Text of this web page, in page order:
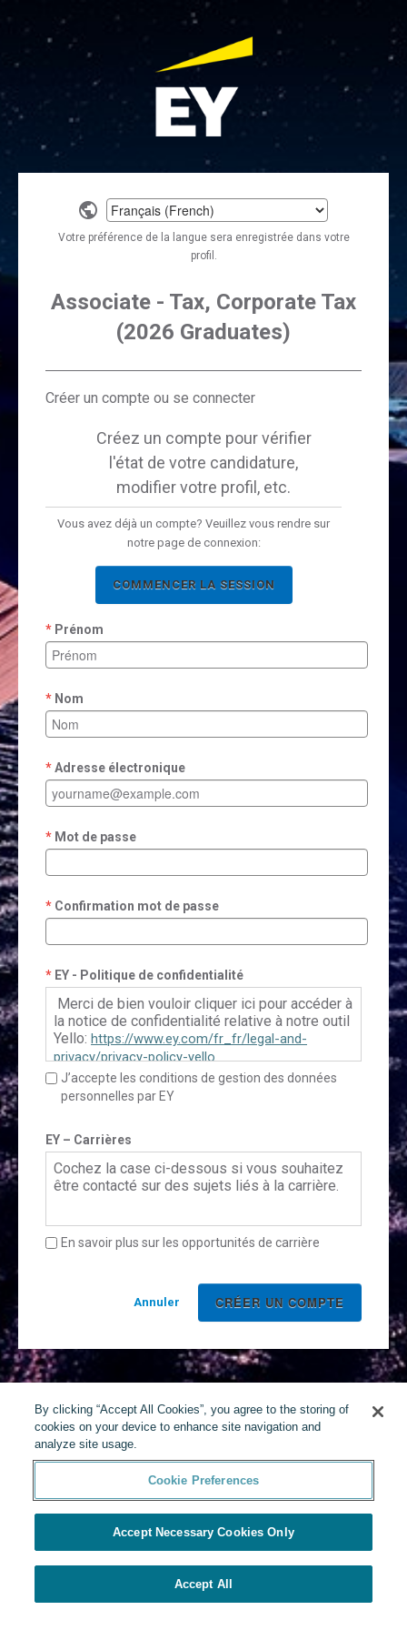
Select
a
language
Votre préférence de la langue sera enregistrée dans votre
profil.
Associate - Tax, Corporate Tax
(2026 Graduates)
Créer un compte ou se connecter
Créez un compte pour vérifier
l'état de votre candidature,
modifier votre profil, etc.
Vous avez déjà un compte? Veuillez vous rendre sur
notre page de connexion:
COMMENCER LA SESSION
Prénom
Nom
Adresse électronique
Mot de passe
Confirmation mot de passe
EY - Politique de confidentialité
Merci de bien vouloir cliquer ici pour accéder à
la notice de confidentialité relative à notre outil
Yello: https://www.ey.com/fr_fr/legal-and-
privacy/privacy-policy-yello
privacy/privacy-policy-yello
J’accepte les conditions de gestion des données
personnelles par EY
EY – Carrières
Cochez la case ci-dessous si vous souhaitez
être contacté sur des sujets liés à la carrière.
En savoir plus sur les opportunités de carrière
Annuler
By clicking “Accept All Cookies”, you agree to the storing of
cookies on your device to enhance site navigation and
analyze site usage.
Cookie Preferences
Accept Necessary Cookies Only
Accept All